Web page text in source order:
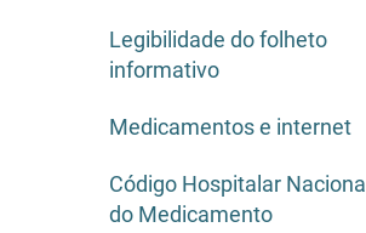
Legibilidade do folheto
informativo
Medicamentos e internet
Código Hospitalar Nacional
do Medicamento